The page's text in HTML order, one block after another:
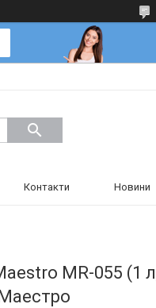
Контакти Новини
MR-055 (1